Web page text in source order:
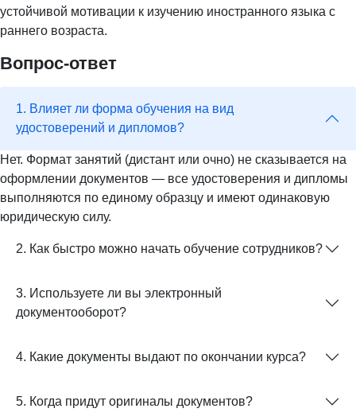
устойчивой мотивации к изучению иностранного языка с
раннего возраста.
Вопрос-ответ
1. Влияет ли форма обучения на вид
удостоверений и дипломов?
Нет. Формат занятий (дистант или очно) не сказывается на
оформлении документов — все удостоверения и дипломы
выполняются по единому образцу и имеют одинаковую
юридическую силу.
2. Как быстро можно начать обучение сотрудников?
3. Используете ли вы электронный
документооборот?
4. Какие документы выдают по окончании курса?
5. Когда придут оригиналы документов?